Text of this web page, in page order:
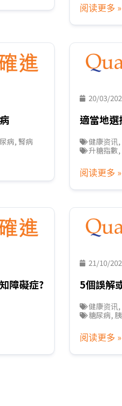
阅读更多 »
病, 腎病
20/03/
適當地
健康资讯,
升糖指數,
阅读更多 »
障礙症?
21/10/
5個誤解
健康资讯,
糖尿病,
阅读更多 »